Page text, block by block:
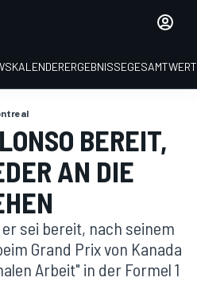
KALENDERERGEBNISSE
BEREIT,
AN DIE
sei bereit, nach seinem
Grand Prix von Kanada
Arbeit" in der Formel 1